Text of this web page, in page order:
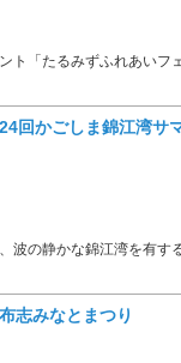
ト「たるみずふれあいフ
回かごしま錦江湾サ
波の静かな錦江湾を有す
志みなとまつり